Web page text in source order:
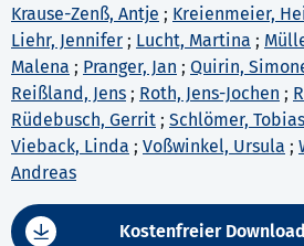
Krause-Zenß, Antje ; Kreienmeier,
Liehr, Jennifer ; Lucht, Martina ;
Malena ; Pranger, Jan ; Quirin,
Reißland, Jens ; Roth, Jens-Jochen ;
Rüdebusch, Gerrit ; Schlömer, Tobias
Vieback, Linda ; Voßwinkel, Ursula ;
Andreas
Kostenfreier Download